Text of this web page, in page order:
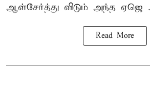
ஆள்சேர்த்து விடும் அந்த ஏஜெ
Read More